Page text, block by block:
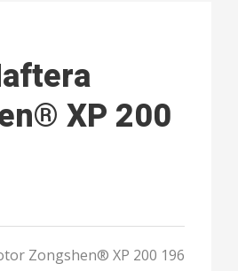
XP 200
Zongshen® XP 200 196